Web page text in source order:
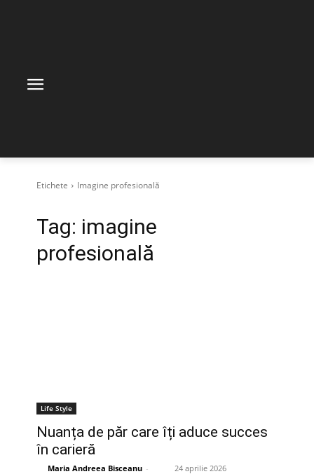
Etichete Imagine profesională
Tag: imagine
profesională
Life Style
Nuanța de păr care îți aduce succes
în carieră
Maria Andreea Bisceanu - 24 aprilie 2026